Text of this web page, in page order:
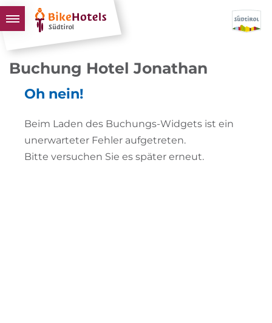
BIKEHOTELS
HOTELS & PAKETE
TOUREN & REVIERE
SÜDTIROL & WIR
SCHLUSSLICHTER
Buchung Hotel Jonathan
Oh nein!
Beim Laden des Buchungs-Widgets ist ein
unerwarteter Fehler aufgetreten.
Bitte versuchen Sie es später erneut.